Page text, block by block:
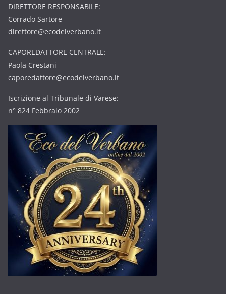
DIRETTORE RESPONSABILE:
Corrado Sartore
direttore@ecodelverbano.it
CAPOREDATTORE CENTRALE:
Paola Crestani
caporedattore@ecodelverbano.it
Iscrizione al Tribunale di Varese:
n° 824 Febbraio 2002